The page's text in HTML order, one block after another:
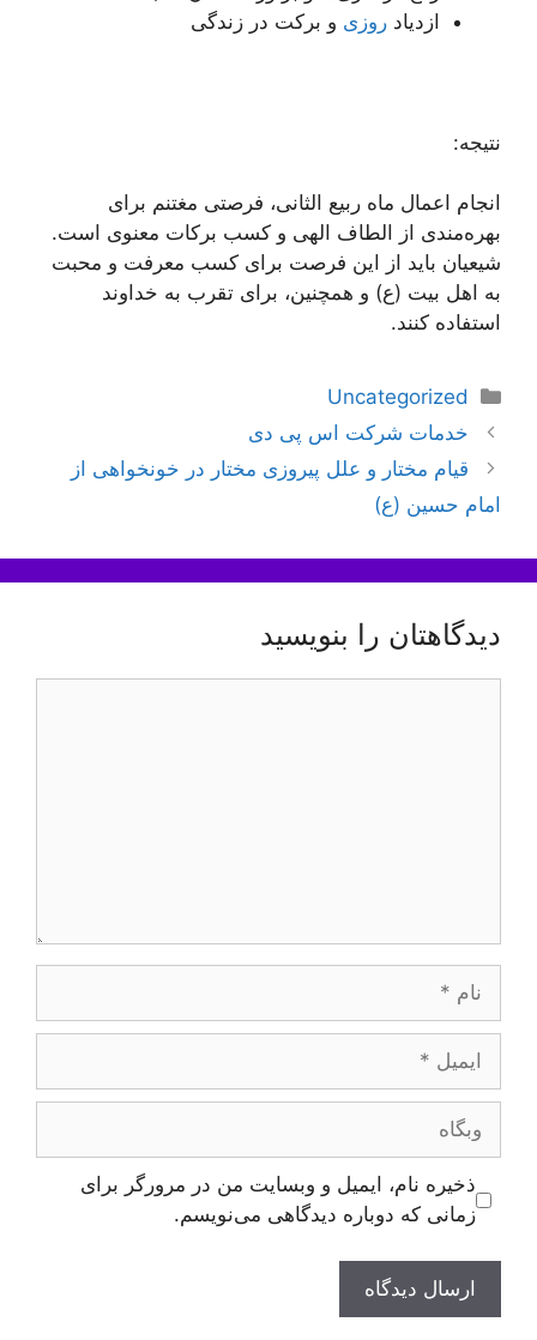
ازدیاد روزی و برکت در زندگی
نتیجه:
انجام اعمال ماه ربیع الثانی، فرصتی مغتنم برای
بهره‌مندی از الطاف الهی و کسب برکات معنوی است.
شیعیان باید از این فرصت برای کسب معرفت و محبت
به اهل بیت (ع) و همچنین، برای تقرب به خداوند
استفاده کنند.
دسته‌ها
Uncategorized
ناوبری
نوشته‌ها
خدمات شرکت اس پی دی
قیام مختار و علل پیروزی مختار در خونخواهی از
امام حسین (ع)
دیدگاهتان را بنویسید
ایمیل
وبگاه
ذخیره نام، ایمیل و وبسایت من در مرورگر برای
زمانی که دوباره دیدگاهی می‌نویسم.